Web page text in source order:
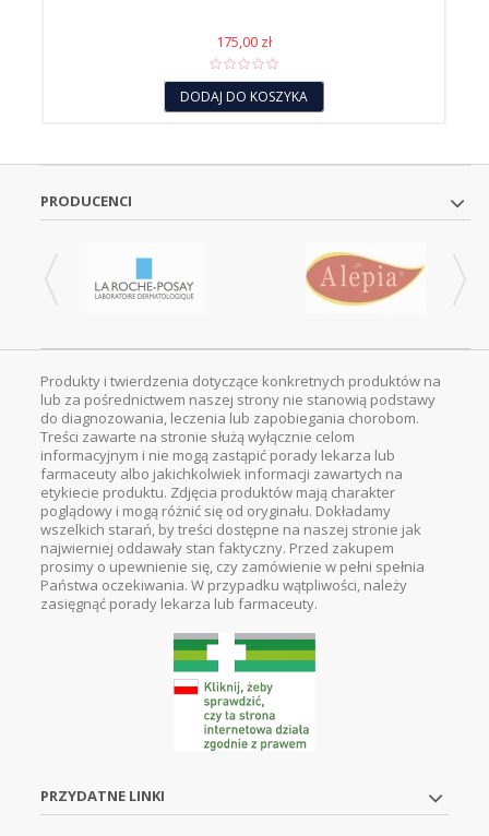
175,00 zł
DODAJ DO KOSZYKA
PRODUCENCI
Produkty i twierdzenia dotyczące konkretnych produktów na
lub za pośrednictwem naszej strony nie stanowią podstawy
do diagnozowania, leczenia lub zapobiegania chorobom.
Treści zawarte na stronie służą wyłącznie celom
informacyjnym i nie mogą zastąpić porady lekarza lub
farmaceuty albo jakichkolwiek informacji zawartych na
etykiecie produktu. Zdjęcia produktów mają charakter
poglądowy i mogą różnić się od oryginału. Dokładamy
wszelkich starań, by treści dostępne na naszej stronie jak
najwierniej oddawały stan faktyczny. Przed zakupem
prosimy o upewnienie się, czy zamówienie w pełni spełnia
Państwa oczekiwania. W przypadku wątpliwości, należy
zasięgnąć porady lekarza lub farmaceuty.
PRZYDATNE LINKI